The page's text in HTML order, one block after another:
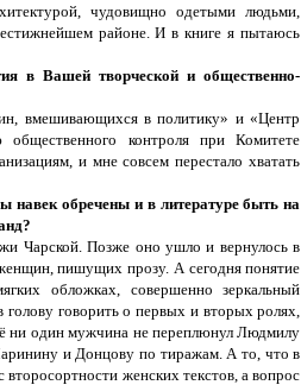
чудовищно одетыми людьми,
районе. И в книге я пытаюсь
в Вашей творческой и общественно-
вмешивающихся в политику» и «Центр
контроля при Комитете
и мне совсем перестало хватать
обречены и в литературе быть на
Чарской. Позже оно ушло и вернулось в
пишущих прозу. А сегодня понятие
обложках, совершенно зеркальный
говорить о первых и вторых ролях,
ни один мужчина не переплюнул Людмилу
и Донцову по тиражам. А то, что в
женских текстов, а вопрос